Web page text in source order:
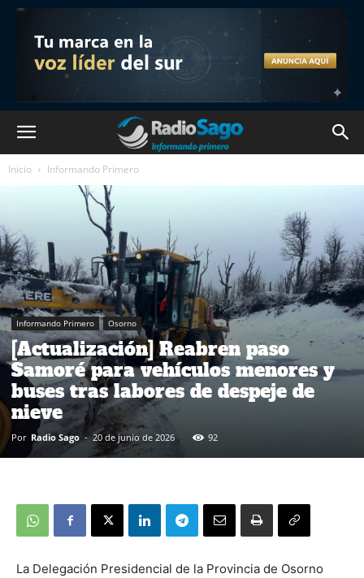
Inicio Informando Primero
Informando Primero Osorno
[Actualización] Reabren paso
Samoré para vehículos menores y
buses tras labores de despeje de
nieve
Por Radio Sago - 20 de junio de 2026 92
La Delegación Presidencial de la Provincia de Osorno